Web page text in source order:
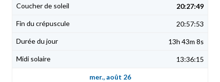
20:27:49
20:57:53
13h 43m 8s
13:36:15
mer., août 26